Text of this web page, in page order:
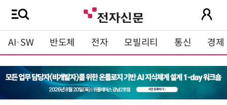
AI·SW 반도체 전자 모빌리티 통신 경제